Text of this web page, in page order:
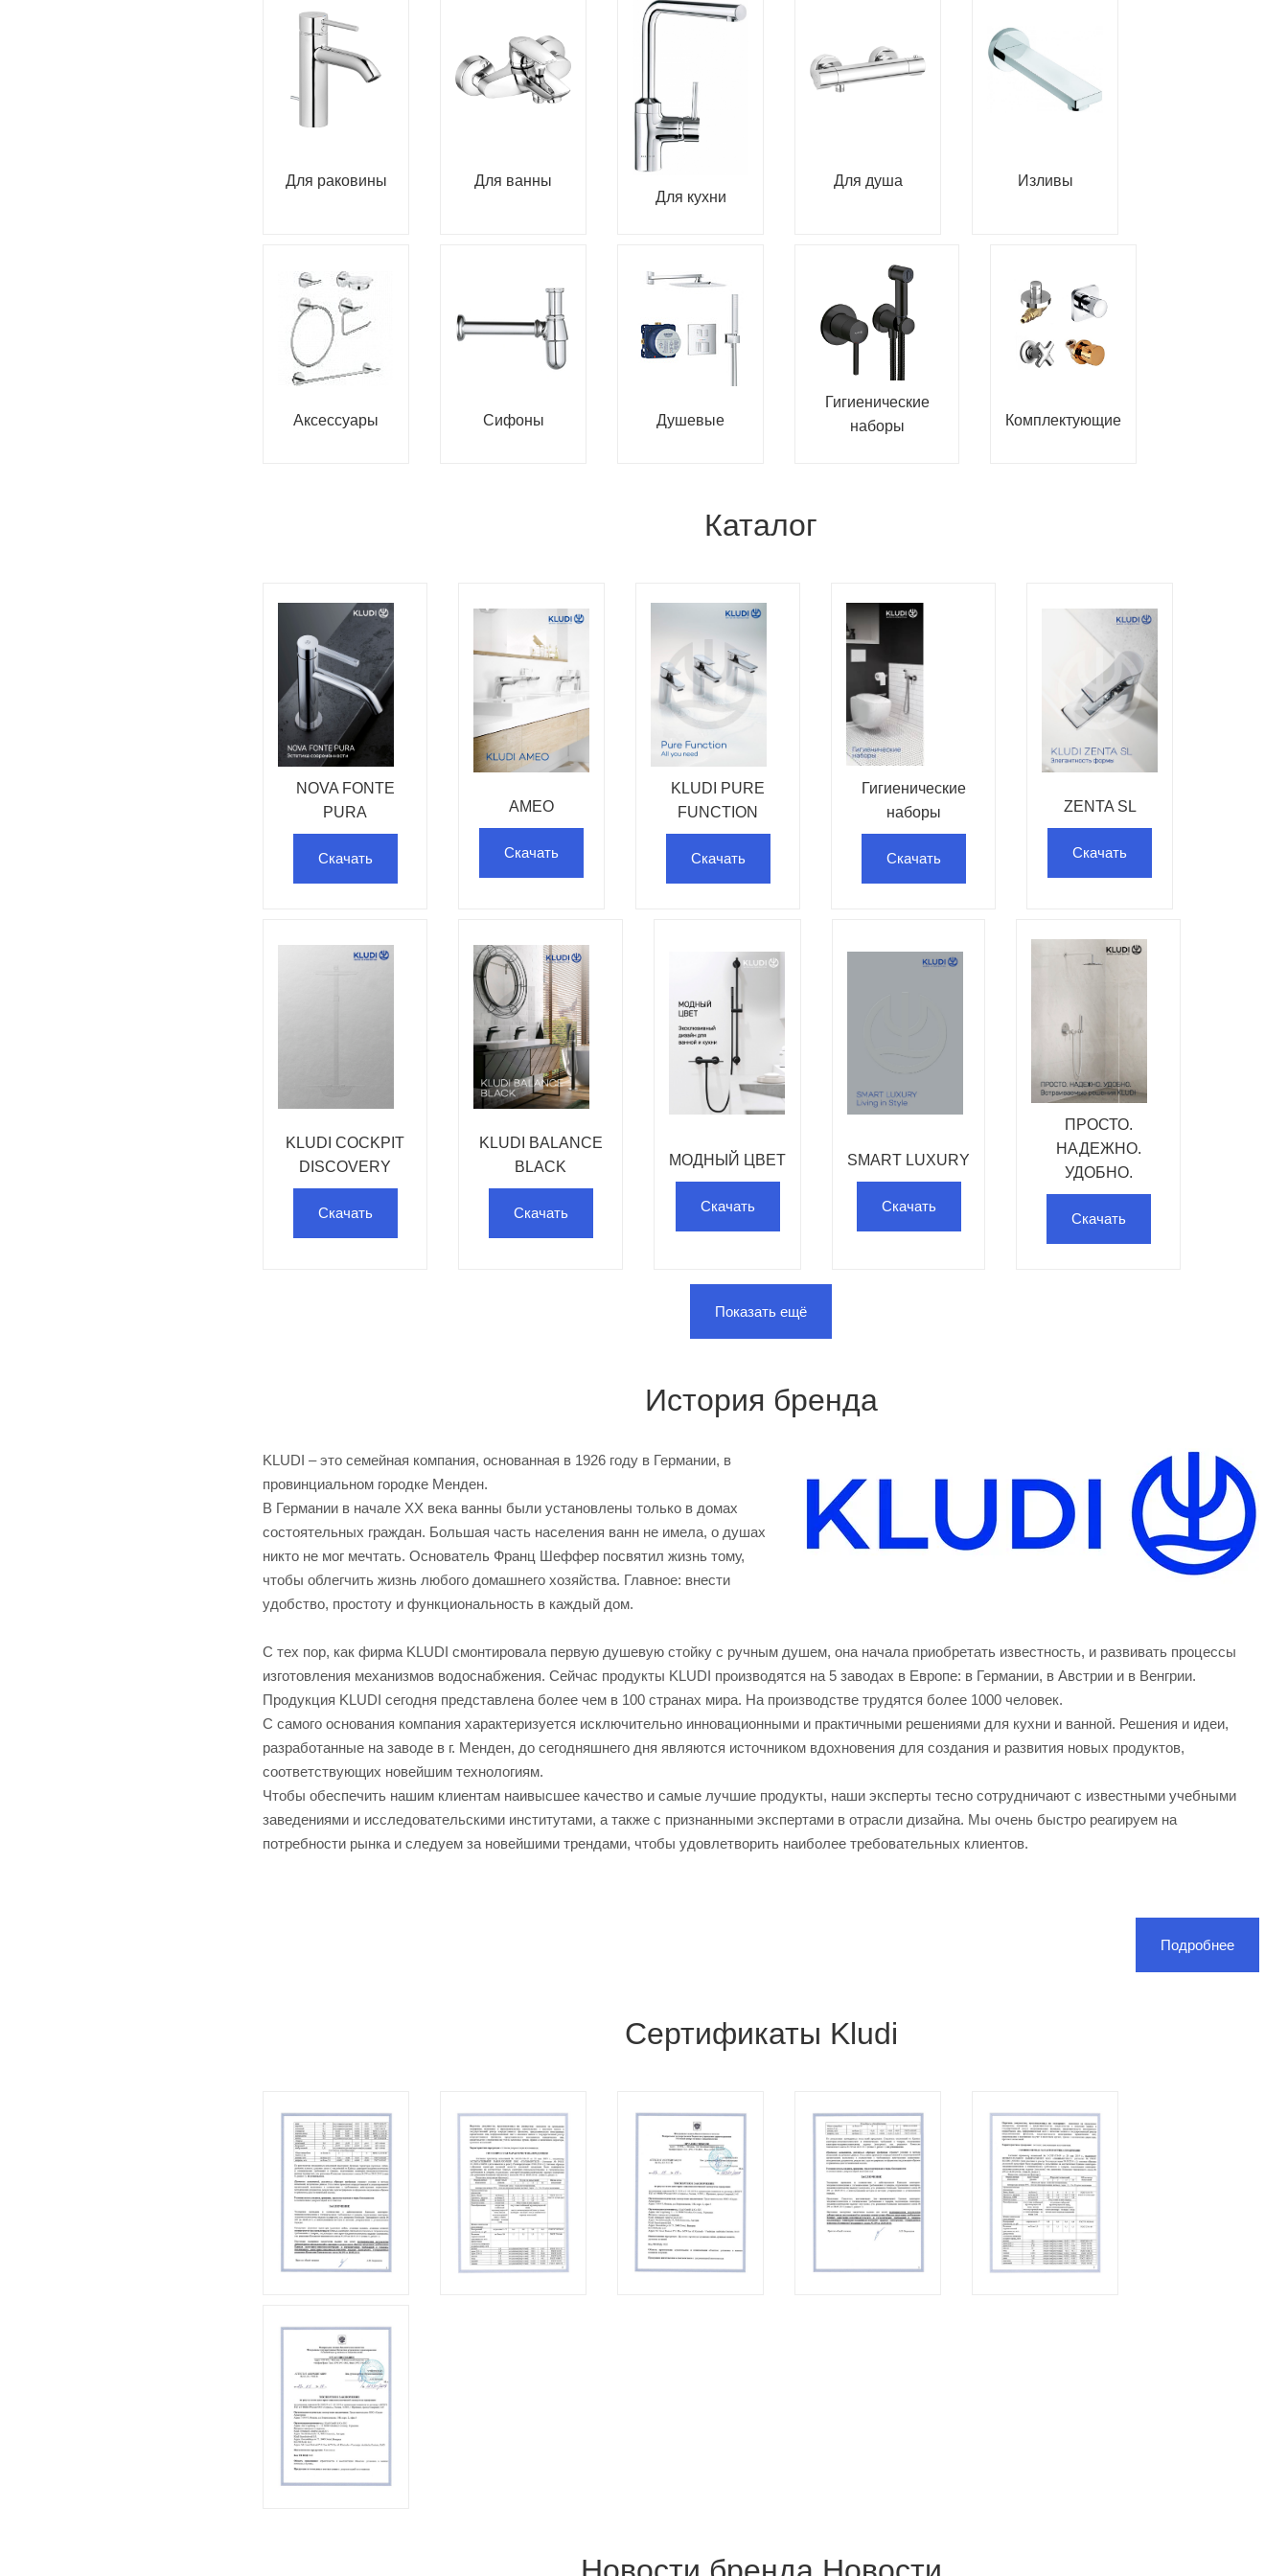
Для раковины
Для ванны
Для кухни
Для душа Изливы
Аксессуары Сифоны Душевые
Гигиенические
наборы
Комплектующие
Каталог
NOVA FONTE
PURA
Скачать
AMEO
Скачать
KLUDI PURE
FUNCTION
Скачать
Гигиенические
наборы
Скачать
ZENTA SL
Скачать
KLUDI COCKPIT
DISCOVERY
Скачать
KLUDI BALANCE
BLACK
Скачать
МОДНЫЙ ЦВЕТ
Скачать
SMART LUXURY
Скачать
ПРОСТО.
НАДЕЖНО.
УДОБНО.
Скачать
Показать ещё
История бренда
KLUDI – это семейная компания, основанная в 1926 году в Германии, в
провинциальном городке Менден.
В Германии в начале XX века ванны были установлены только в домах
состоятельных граждан. Большая часть населения ванн не имела, о душах
никто не мог мечтать. Основатель Франц Шеффер посвятил жизнь тому,
чтобы облегчить жизнь любого домашнего хозяйства. Главное: внести
удобство, простоту и функциональность в каждый дом.
С тех пор, как фирма KLUDI смонтировала первую душевую стойку с ручным душем, она начала приобретать известность, и развивать процессы
изготовления механизмов водоснабжения. Сейчас продукты KLUDI производятся на 5 заводах в Европе: в Германии, в Австрии и в Венгрии.
Продукция KLUDI сегодня представлена более чем в 100 странах мира. На производстве трудятся более 1000 человек.
С самого основания компания характеризуется исключительно инновационными и практичными решениями для кухни и ванной. Решения и идеи,
разработанные на заводе в г. Менден, до сегодняшнего дня являются источником вдохновения для создания и развития новых продуктов,
соответствующих новейшим технологиям.
Чтобы обеспечить нашим клиентам наивысшее качество и самые лучшие продукты, наши эксперты тесно сотрудничают с известными учебными
заведениями и исследовательскими институтами, а также с признанными экспертами в отрасли дизайна. Мы очень быстро реагируем на
потребности рынка и следуем за новейшими трендами, чтобы удовлетворить наиболее требовательных клиентов.
Подробнее
Сертификаты Kludi